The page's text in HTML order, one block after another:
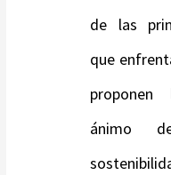
de las
que
ánimo